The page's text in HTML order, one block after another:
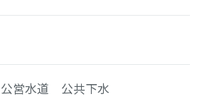
公営水道 公共下水